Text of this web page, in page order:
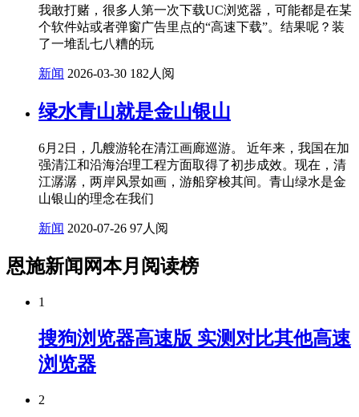
我敢打赌，很多人第一次下载UC浏览器，可能都是在某
个软件站或者弹窗广告里点的“高速下载”。结果呢？装
了一堆乱七八糟的玩
新闻 2026-03-30 182人阅
绿水青山就是金山银山
6月2日，几艘游轮在清江画廊巡游。 近年来，我国在加
强清江和沿海治理工程方面取得了初步成效。现在，清
江潺潺，两岸风景如画，游船穿梭其间。青山绿水是金
山银山的理念在我们
新闻 2020-07-26 97人阅
恩施新闻网本月阅读榜
1
搜狗浏览器高速版 实测对比其他高速
浏览器
2